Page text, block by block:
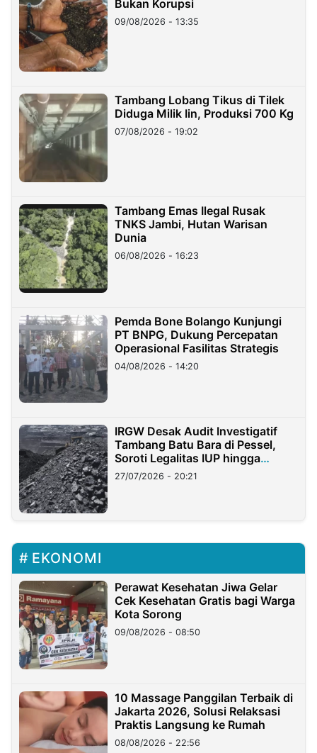
Bukan Korupsi
09/08/2026 - 13:35
Tambang Lobang Tikus di Tilek
Diduga Milik Iin, Produksi 700 Kg
07/08/2026 - 19:02
Tambang Emas Ilegal Rusak
TNKS Jambi, Hutan Warisan
Dunia
06/08/2026 - 16:23
Pemda Bone Bolango Kunjungi
PT BNPG, Dukung Percepatan
Operasional Fasilitas Strategis
04/08/2026 - 14:20
IRGW Desak Audit Investigatif
Tambang Batu Bara di Pessel,
Soroti Legalitas IUP hingga
Stockpile
27/07/2026 - 20:21
EKONOMI
Perawat Kesehatan Jiwa Gelar
Cek Kesehatan Gratis bagi Warga
Kota Sorong
09/08/2026 - 08:50
10 Massage Panggilan Terbaik di
Jakarta 2026, Solusi Relaksasi
Praktis Langsung ke Rumah
08/08/2026 - 22:56